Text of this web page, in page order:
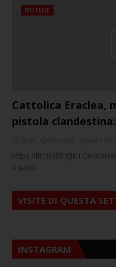
NOTIZIE
Cattolica Eraclea,
pistola
https://ift.tt/ulBHEJK I
il supp…
VISITE DI QUESTA
INSTAGRAM